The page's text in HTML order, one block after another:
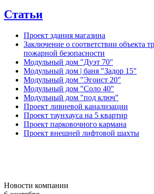
Статьи
Проект здания магазина
Заключение о соответствии объекта
пожарной безопасности
Модульный дом "Дуэт 70"
Модульный дом | баня "Задор 15"
Модульный дом "Эгоист 20"
Модульный дом "Соло 40"
Модульный дом "под ключ"
Проект ливневой канализации
Проект таунхауса на 5 квартир
Проект парковочного кармана
Проект внешней лифтовой шахты
Новости компании